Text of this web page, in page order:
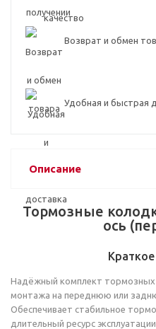
Возврат и обмен
Удобная и быстрая
Описание
Тормозные
ось
Надёжный комплект тормозных
монтажа на переднюю или
Обеспечивает стабильное
длительный ресурс эксплуатации.